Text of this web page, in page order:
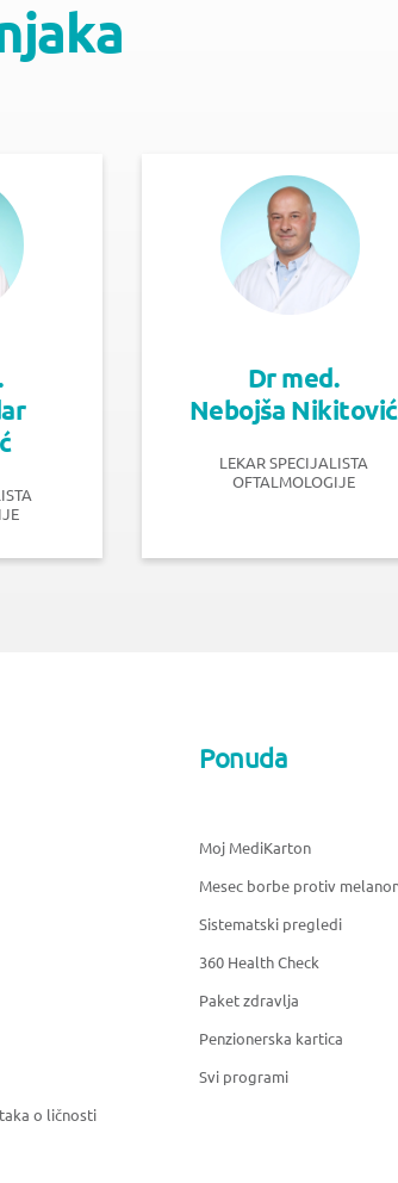
Dr med.
Nebojša Nikitović
LEKAR SPECIJALISTA
OFTALMOLOGIJE
o ličnosti
Ponuda
Moj MediKarton
Mesec borbe protiv
Sistematski pregledi
360 Health Check
Paket zdravlja
Penzionerska kartica
Svi programi